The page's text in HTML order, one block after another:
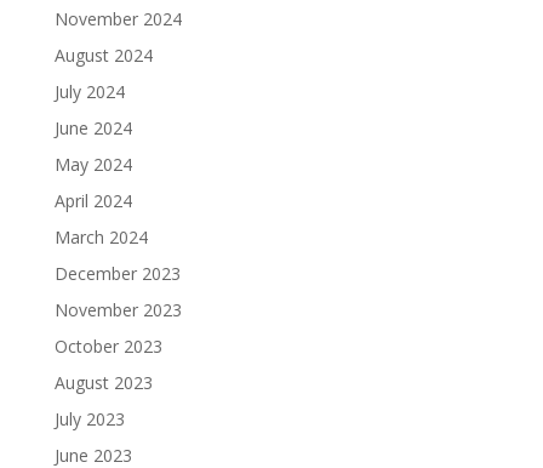
November 2024
August 2024
July 2024
June 2024
May 2024
April 2024
March 2024
December 2023
November 2023
October 2023
August 2023
July 2023
June 2023